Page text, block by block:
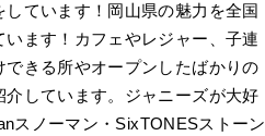
しています！岡山県の魅力を全国
います！カフェやレジャー、子連
できる所やオープンしたばかりの
介しています。ジャニーズが大好
スノーマン・SixTONESストーン